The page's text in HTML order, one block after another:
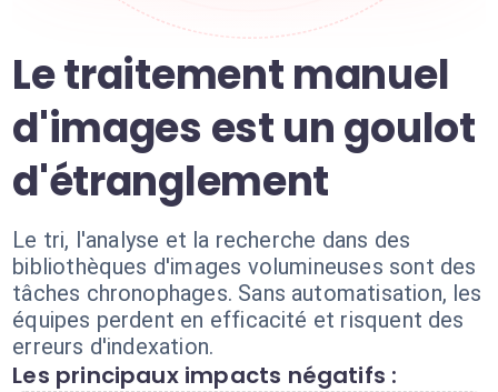
Le traitement manuel
d'images est un goulot
d'étranglement
Le tri, l'analyse et la recherche dans des
bibliothèques d'images volumineuses sont des
tâches chronophages. Sans automatisation, les
équipes perdent en efficacité et risquent des
erreurs d'indexation.
Les principaux impacts négatifs :